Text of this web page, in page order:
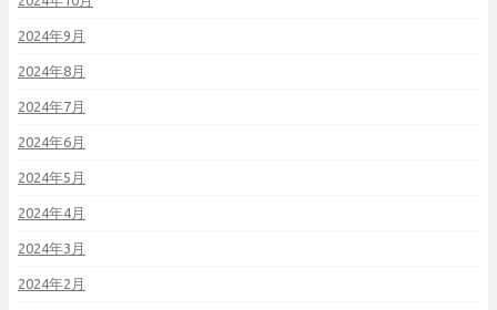
2024年9月
2024年8月
2024年7月
2024年6月
2024年5月
2024年4月
2024年3月
2024年2月